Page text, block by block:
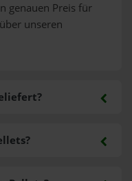
genauen Preis für
unseren